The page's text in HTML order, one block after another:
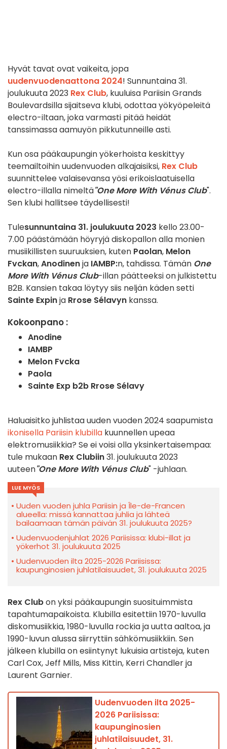
Hyvät tavat ovat vaikeita, jopa
uudenvuodenaattona 2024! Sunnuntaina 31.
joulukuuta 2023 Rex Club, kuuluisa Pariisin Grands
Boulevardsilla sijaitseva klubi, odottaa yökyöpeleitä
electro-iltaan, joka varmasti pitää heidät
tanssimassa aamuyön pikkutunneille asti.
Kun osa pääkaupungin yökerhoista keskittyy
teemailtoihin uudenvuoden alkajaisiksi, Rex Club
suunnittelee valaisevansa yösi erikoislaatuisella
electro-illalla nimeltä"One More With Vénus Club".
Sen klubi hallitsee täydellisesti!
Tulesunnuntaina 31. joulukuuta 2023 kello 23.00-
7.00 päästämään höyryjä diskopallon alla monien
musiikillisten suuruuksien, kuten Paolan, Melon
Fvckan,Anodinenja IAMBP:n, tahdissa. Tämän One
More With Vénus Club-illan päätteeksi on julkistettu
B2B. Kansien takaa löytyy siis neljän käden setti
Sainte Expinja Rrose Sélavyn kanssa.
Kokoonpano :
Anodine
IAMBP
Melon Fvcka
Paola
Sainte Exp b2b Rrose Sélavy
Haluaisitko juhlistaa uuden vuoden 2024 saapumista
ikonisella Pariisin klubilla kuunnellen upeaa
elektromusiikkia? Se ei voisi olla yksinkertaisempaa:
tule mukaan Rex Clubiin31. joulukuuta 2023
uuteen"One More With Vénus Club" -juhlaan.
LUE MYÖS
Uuden vuoden juhla Pariisin ja Île-de-Francen
alueella: missä kannattaa juhlia ja lähteä
bailaamaan tämän päivän 31. joulukuuta 2025?
Uudenvuodenjuhlat 2026 Pariisissa: klubi-illat ja
yökerhot 31. joulukuuta 2025
Uudenvuoden ilta 2025-2026 Pariisissa:
kaupunginosien juhlatilaisuudet, 31. joulukuuta 2025
Rex Clubon yksi pääkaupungin suosituimmista
tapahtumapaikoista. Klubilla esitettiin 1970-luvulla
diskomusiikkia, 1980-luvulla rockia ja uutta aaltoa, ja
1990-luvun alussa siirryttiin sähkömusiikkiin. Sen
jälkeen klubilla on esiintynyt lukuisia artisteja, kuten
Carl Cox, Jeff Mills, Miss Kittin, Kerri Chandler ja
Laurent Garnier.
Uudenvuoden ilta 2025-
2026 Pariisissa:
kaupunginosien
juhlatilaisuudet, 31.